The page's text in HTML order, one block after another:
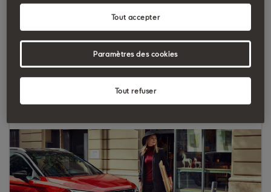
celles qui vous correspondent le mieux et vous n’avez plus à
Tout refuser
Tout accepter
Paramètres des cookies